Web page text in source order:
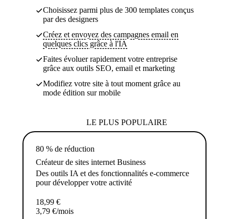
Choisissez parmi plus de 300 templates conçus
par des designers
Créez et envoyez des campagnes email en
quelques clics grâce à l'IA
Faites évoluer rapidement votre entreprise
grâce aux outils SEO, email et marketing
Modifiez votre site à tout moment grâce au
mode édition sur mobile
LE PLUS POPULAIRE
80 % de réduction
Créateur de sites internet Business
Des outils IA et des fonctionnalités e-commerce
pour développer votre activité
18,99 €
3,79 €/mois